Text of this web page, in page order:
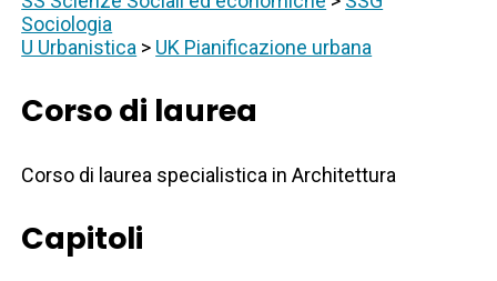
Sociologia
U Urbanistica > UK Pianificazione urbana
Corso di laurea
Corso di laurea specialistica in Architettura
Capitoli